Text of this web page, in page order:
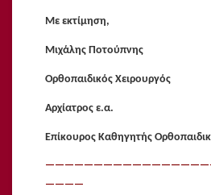
Με εκτίμηση,
Μιχάλης Ποτούπνης
Ορθοπαιδικός Χειρουργός
Αρχίατρος ε.α.
Επίκουρος Καθηγητής
————